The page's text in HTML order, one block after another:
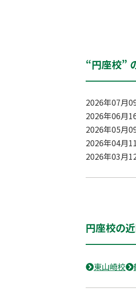
“円座校”
2026年07月
2026年06月
2026年05月
2026年04月
2026年03月
円座校の
東山崎校